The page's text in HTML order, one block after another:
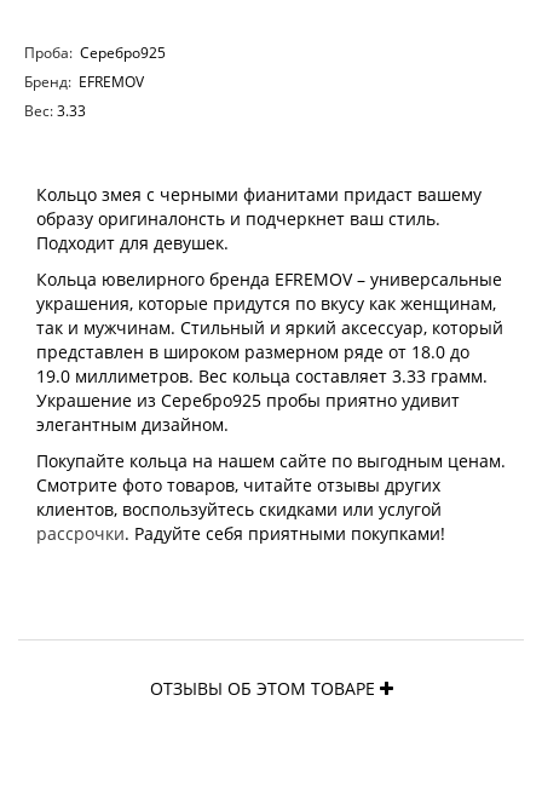
Проба: Серебро925
Бренд: EFREMOV
Вес:3.33
Кольцо змея с черными фианитами придаст вашему
образу оригиналонсть и подчеркнет ваш стиль.
Подходит для девушек.
Кольца ювелирного бренда EFREMOV – универсальные
украшения, которые придутся по вкусу как женщинам,
так и мужчинам. Стильный и яркий аксессуар, который
представлен в широком размерном ряде от 18.0 до
19.0 миллиметров. Вес кольца составляет 3.33 грамм.
Украшение из Серебро925 пробы приятно удивит
элегантным дизайном.
Покупайте кольца на нашем сайте по выгодным ценам.
Смотрите фото товаров, читайте отзывы других
клиентов, воспользуйтесь скидками или услугой
рассрочки. Радуйте себя приятными покупками!
ОТЗЫВЫ ОБ ЭТОМ ТОВАРЕ